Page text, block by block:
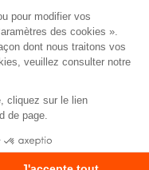
Non disponible en retrait
Instagram